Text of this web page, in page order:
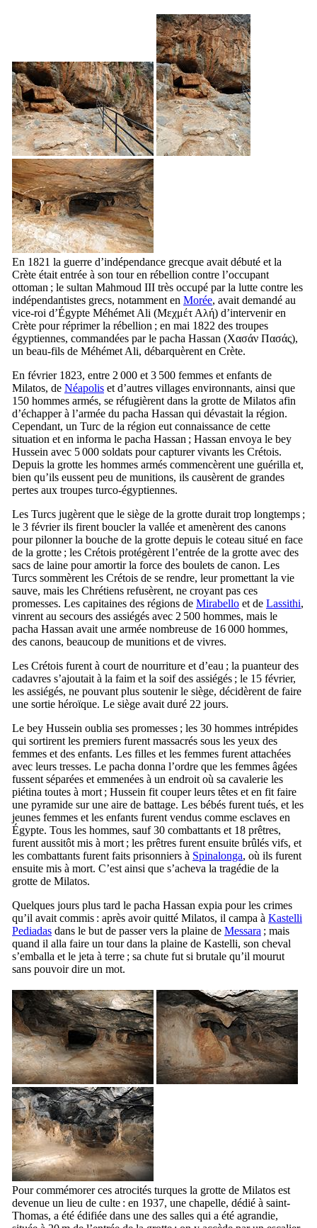
En 1821 la guerre d’indépendance grecque avait débuté et la
Crète était entrée à son tour en rébellion contre l’occupant
ottoman ; le sultan Mahmoud III très occupé par la lutte contre les
indépendantistes grecs, notamment en Morée, avait demandé au
vice-roi d’Égypte Méhémet Ali (Μεχμέτ Αλή) d’intervenir en
Crète pour réprimer la rébellion ; en mai 1822 des troupes
égyptiennes, commandées par le pacha Hassan (Χασάν Πασάς),
un beau-fils de Méhémet Ali, débarquèrent en Crète.
En février 1823, entre 2 000 et 3 500 femmes et enfants de
Milatos, de Néapolis et d’autres villages environnants, ainsi que
150 hommes armés, se réfugièrent dans la grotte de Milatos afin
d’échapper à l’armée du pacha Hassan qui dévastait la région.
Cependant, un Turc de la région eut connaissance de cette
situation et en informa le pacha Hassan ; Hassan envoya le bey
Hussein avec 5 000 soldats pour capturer vivants les Crétois.
Depuis la grotte les hommes armés commencèrent une guérilla et,
bien qu’ils eussent peu de munitions, ils causèrent de grandes
pertes aux troupes turco-égyptiennes.
Les Turcs jugèrent que le siège de la grotte durait trop longtemps ;
le 3 février ils firent boucler la vallée et amenèrent des canons
pour pilonner la bouche de la grotte depuis le coteau situé en face
de la grotte ; les Crétois protégèrent l’entrée de la grotte avec des
sacs de laine pour amortir la force des boulets de canon. Les
Turcs sommèrent les Crétois de se rendre, leur promettant la vie
sauve, mais les Chrétiens refusèrent, ne croyant pas ces
promesses. Les capitaines des régions de Mirabello et de Lassithi,
vinrent au secours des assiégés avec 2 500 hommes, mais le
pacha Hassan avait une armée nombreuse de 16 000 hommes,
des canons, beaucoup de munitions et de vivres.
Les Crétois furent à court de nourriture et d’eau ; la puanteur des
cadavres s’ajoutait à la faim et la soif des assiégés ; le 15 février,
les assiégés, ne pouvant plus soutenir le siège, décidèrent de faire
une sortie héroïque. Le siège avait duré 22 jours.
Le bey Hussein oublia ses promesses ; les 30 hommes intrépides
qui sortirent les premiers furent massacrés sous les yeux des
femmes et des enfants. Les filles et les femmes furent attachées
avec leurs tresses. Le pacha donna l’ordre que les femmes âgées
fussent séparées et emmenées à un endroit où sa cavalerie les
piétina toutes à mort ; Hussein fit couper leurs têtes et en fit faire
une pyramide sur une aire de battage. Les bébés furent tués, et les
jeunes femmes et les enfants furent vendus comme esclaves en
Égypte. Tous les hommes, sauf 30 combattants et 18 prêtres,
furent aussitôt mis à mort ; les prêtres furent ensuite brûlés vifs, et
les combattants furent faits prisonniers à Spinalonga, où ils furent
ensuite mis à mort. C’est ainsi que s’acheva la tragédie de la
grotte de Milatos.
Quelques jours plus tard le pacha Hassan expia pour les crimes
qu’il avait commis : après avoir quitté Milatos, il campa à Kastelli
Pediadas dans le but de passer vers la plaine de Messara ; mais
quand il alla faire un tour dans la plaine de Kastelli, son cheval
s’emballa et le jeta à terre ; sa chute fut si brutale qu’il mourut
sans pouvoir dire un mot.
Pour commémorer ces atrocités turques la grotte de Milatos est
devenue un lieu de culte : en 1937, une chapelle, dédié à saint-
Thomas, a été édifiée dans une des salles qui a été agrandie,